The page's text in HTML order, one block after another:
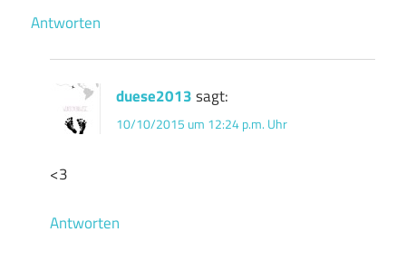
Antworten
duese2013 sagt:
10/10/2015 um 12:24 p.m. Uhr
<3
Antworten